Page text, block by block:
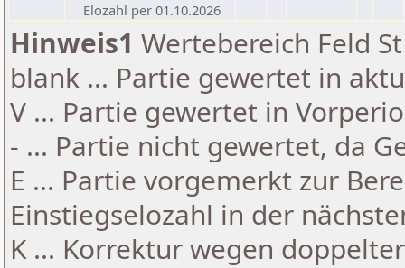
Elozahl per 01.10.2026
Hinweis1 Wertebereich Feld
blank ... Partie gewertet in
V ... Partie gewertet in
- ... Partie nicht gewertet, da
E ... Partie vorgemerkt zur
Einstiegselozahl in der
K ... Korrektur wegen